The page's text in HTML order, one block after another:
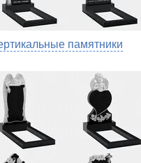
памятники